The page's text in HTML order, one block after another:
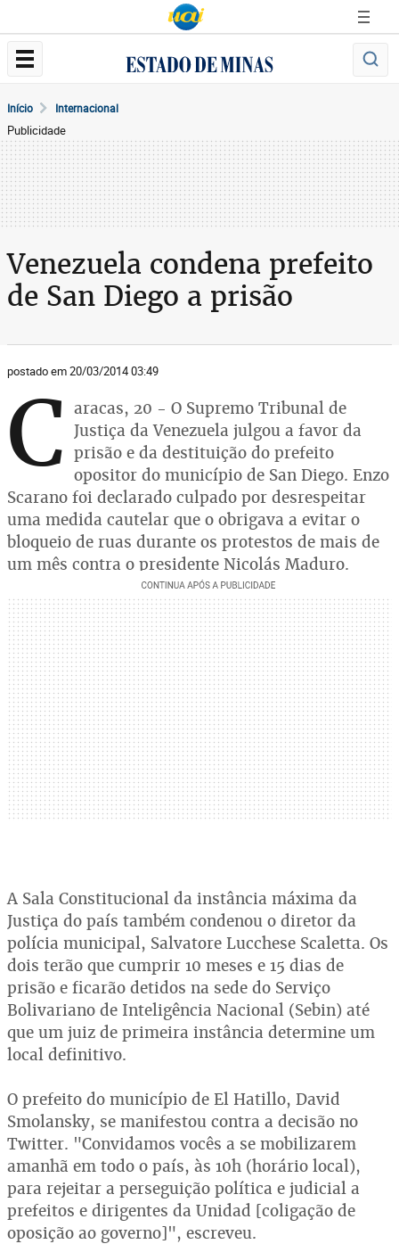
Início Internacional
Publicidade
Venezuela condena prefeito
de San Diego a prisão
postado em 20/03/2014 03:49
C aracas, 20 - O Supremo Tribunal de
Justiça da Venezuela julgou a favor da
prisão e da destituição do prefeito
opositor do município de San Diego. Enzo
Scarano foi declarado culpado por desrespeitar
uma medida cautelar que o obrigava a evitar o
bloqueio de ruas durante os protestos de mais de
um mês contra o presidente Nicolás Maduro.
A Sala Constitucional da instância máxima da
Justiça do país também condenou o diretor da
polícia municipal, Salvatore Lucchese Scaletta. Os
dois terão que cumprir 10 meses e 15 dias de
prisão e ficarão detidos na sede do Serviço
Bolivariano de Inteligência Nacional (Sebin) até
que um juiz de primeira instância determine um
local definitivo.
O prefeito do município de El Hatillo, David
Smolansky, se manifestou contra a decisão no
Twitter. "Convidamos vocês a se mobilizarem
amanhã em todo o país, às 10h (horário local),
para rejeitar a perseguição política e judicial a
prefeitos e dirigentes da Unidad [coligação de
oposição ao governo]", escreveu.